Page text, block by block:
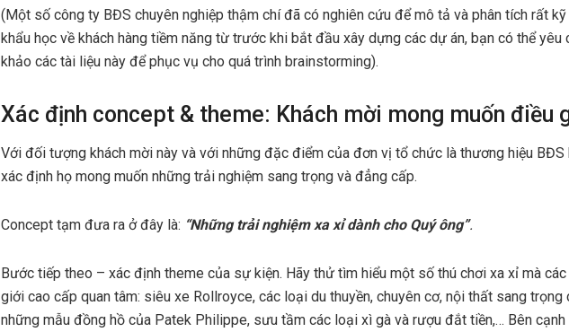
(Một số công ty BĐS chuyên nghiệp thậm chí đã có nghiên cứu để mô tả và phân tích rất
khẩu học về khách hàng tiềm năng từ trước khi bắt đầu xây dựng các dự án, bạn có thể yêu
khảo các tài liệu này để phục vụ cho quá trình brainstorming).
Xác định concept & theme: Khách mời mong muốn điều
Với đối tượng khách mời này và với những đặc điểm của đơn vị tổ chức là thương hiệu BĐS
xác định họ mong muốn những trải nghiệm sang trọng và đẳng cấp.
Concept tạm đưa ra ở đây là: “Những trải nghiệm xa xỉ dành cho Quý ông”.
Bước tiếp theo – xác định theme của sự kiện. Hãy thử tìm hiểu một số thú chơi xa xỉ mà các
giới cao cấp quan tâm: siêu xe Rollroyce, các loại du thuyền, chuyên cơ, nội thất sang trọng
những mẫu đồng hồ của Patek Philippe, sưu tầm các loại xì gà và rượu đắt tiền,… Bên